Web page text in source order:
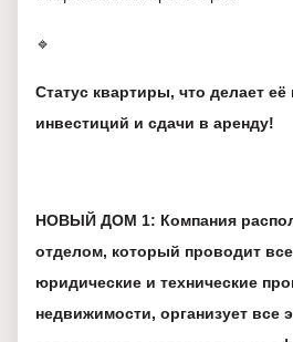
🔹
Статус квартиры, что делает
инвестиций и сдачи в аренду!
НОВЫЙ ДОМ 1: Компания
отделом, который проводит
юридические и технические
недвижимости, организует все